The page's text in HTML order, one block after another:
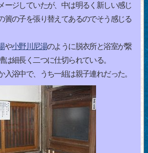
ジしていたが、中は明るく新しい感じ
簀の子を張り替えてあるのでそう感じる
や小野川尼湯のように脱衣所と浴室が繋
は細長く二つに仕切られている。
浴中で、うち一組は親子連れだった。